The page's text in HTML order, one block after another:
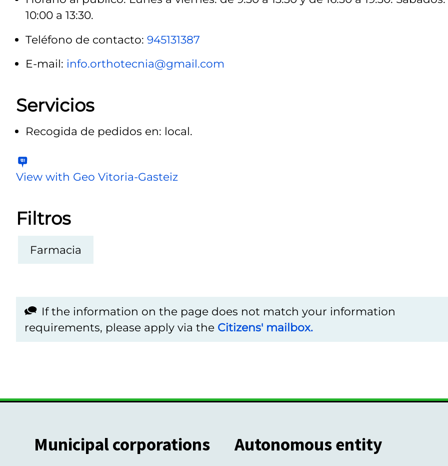
10:00 a 13:30.
Teléfono de contacto: 945131387
E-mail: info.orthotecnia@gmail.com
Servicios
Recogida de pedidos en: local.
View with Geo Vitoria-Gasteiz
Filtros
Farmacia
If the information on the page does not match your information
requirements, please apply via the Citizens' mailbox.
Municipal corporations Autonomous entity